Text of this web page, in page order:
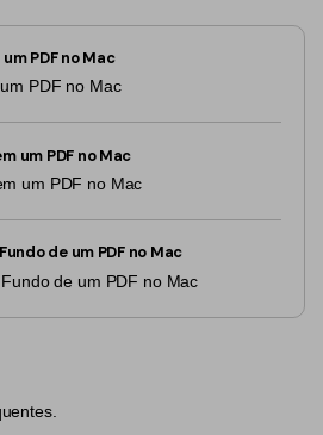
PDF no Mac
PDF no Mac
um PDF no Mac
um PDF no Mac
de um PDF no Mac
de um PDF no Mac